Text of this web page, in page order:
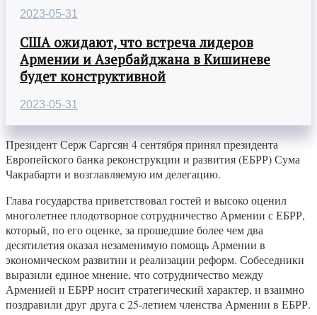
2023-05-31
США ожидают, что встреча лидеров
Армении и Азербайджана в Кишиневе
будет конструктивной
2023-05-31
Президент Серж Саргсян 4 сентября принял президента
Европейского банка реконструкции и развития (ЕБРР) Сума
Чакрабарти и возглавляемую им делегацию.
Глава государства приветствовал гостей и высоко оценил
многолетнее плодотворное сотрудничество Армении с ЕБРР,
который, по его оценке, за прошедшие более чем два
десятилетия оказал незаменимую помощь Армении в
экономическом развитии и реализации реформ. Собеседники
выразили единое мнение, что сотрудничество между
Арменией и ЕБРР носит стратегический характер, и взаимно
поздравили друг друга с 25-летием членства Армении в ЕБРР.